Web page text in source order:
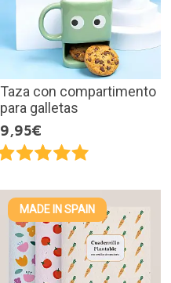
Taza con compartimento
para galletas
9,95€
MADE IN SPAIN